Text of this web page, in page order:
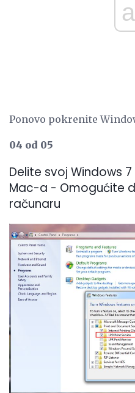
Ponovo pokrenite
04 od 05
Delite svoj Windows
Mac-a - Omogućite
računaru